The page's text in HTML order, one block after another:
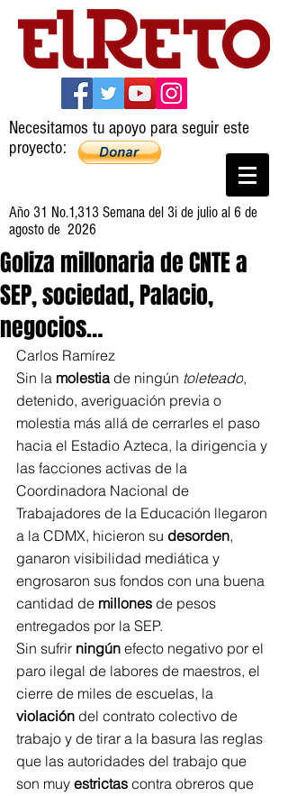
Necesitamos tu apoyo para seguir este
proyecto:
Año 31 No.1,313 Semana del 3i de julio al 6 de
agosto de 2026
Goliza millonaria de CNTE a
SEP, sociedad, Palacio,
negocios…
Carlos Ramírez
Sin la molestia de ningún toleteado,
detenido, averiguación previa o
molestia más allá de cerrarles el paso
hacia el Estadio Azteca, la dirigencia y
las facciones activas de la
Coordinadora Nacional de
Trabajadores de la Educación llegaron
a la CDMX, hicieron su desorden,
ganaron visibilidad mediática y
engrosaron sus fondos con una buena
cantidad de millones de pesos
entregados por la SEP.
Sin sufrir ningún efecto negativo por el
paro ilegal de labores de maestros, el
cierre de miles de escuelas, la
violación del contrato colectivo de
trabajo y de tirar a la basura las reglas
que las autoridades del trabajo que
son muy estrictas contra obreros que